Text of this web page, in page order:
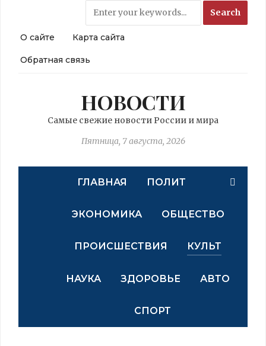
О сайте Карта сайта
Обратная связь
НОВОСТИ
Самые свежие новости России и мира
Пятница, 7 августа, 2026
ГЛАВНАЯ ПОЛИТ
ЭКОНОМИКА ОБЩЕСТВО
ПРОИСШЕСТВИЯ КУЛЬТ
НАУКА ЗДОРОВЬЕ АВТО
СПОРТ